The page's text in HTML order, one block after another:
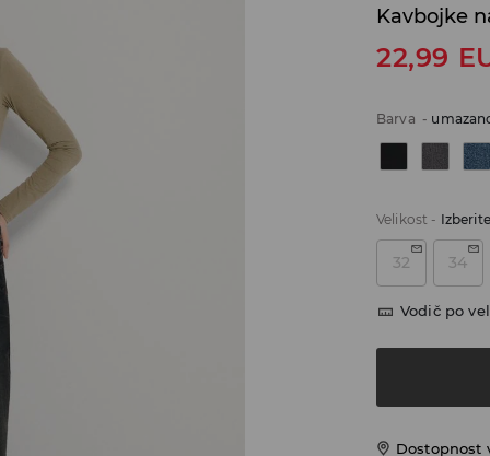
Kavbojke
22,99
Barva -
Velikost -
32 34
Vodič po
Dostopnost